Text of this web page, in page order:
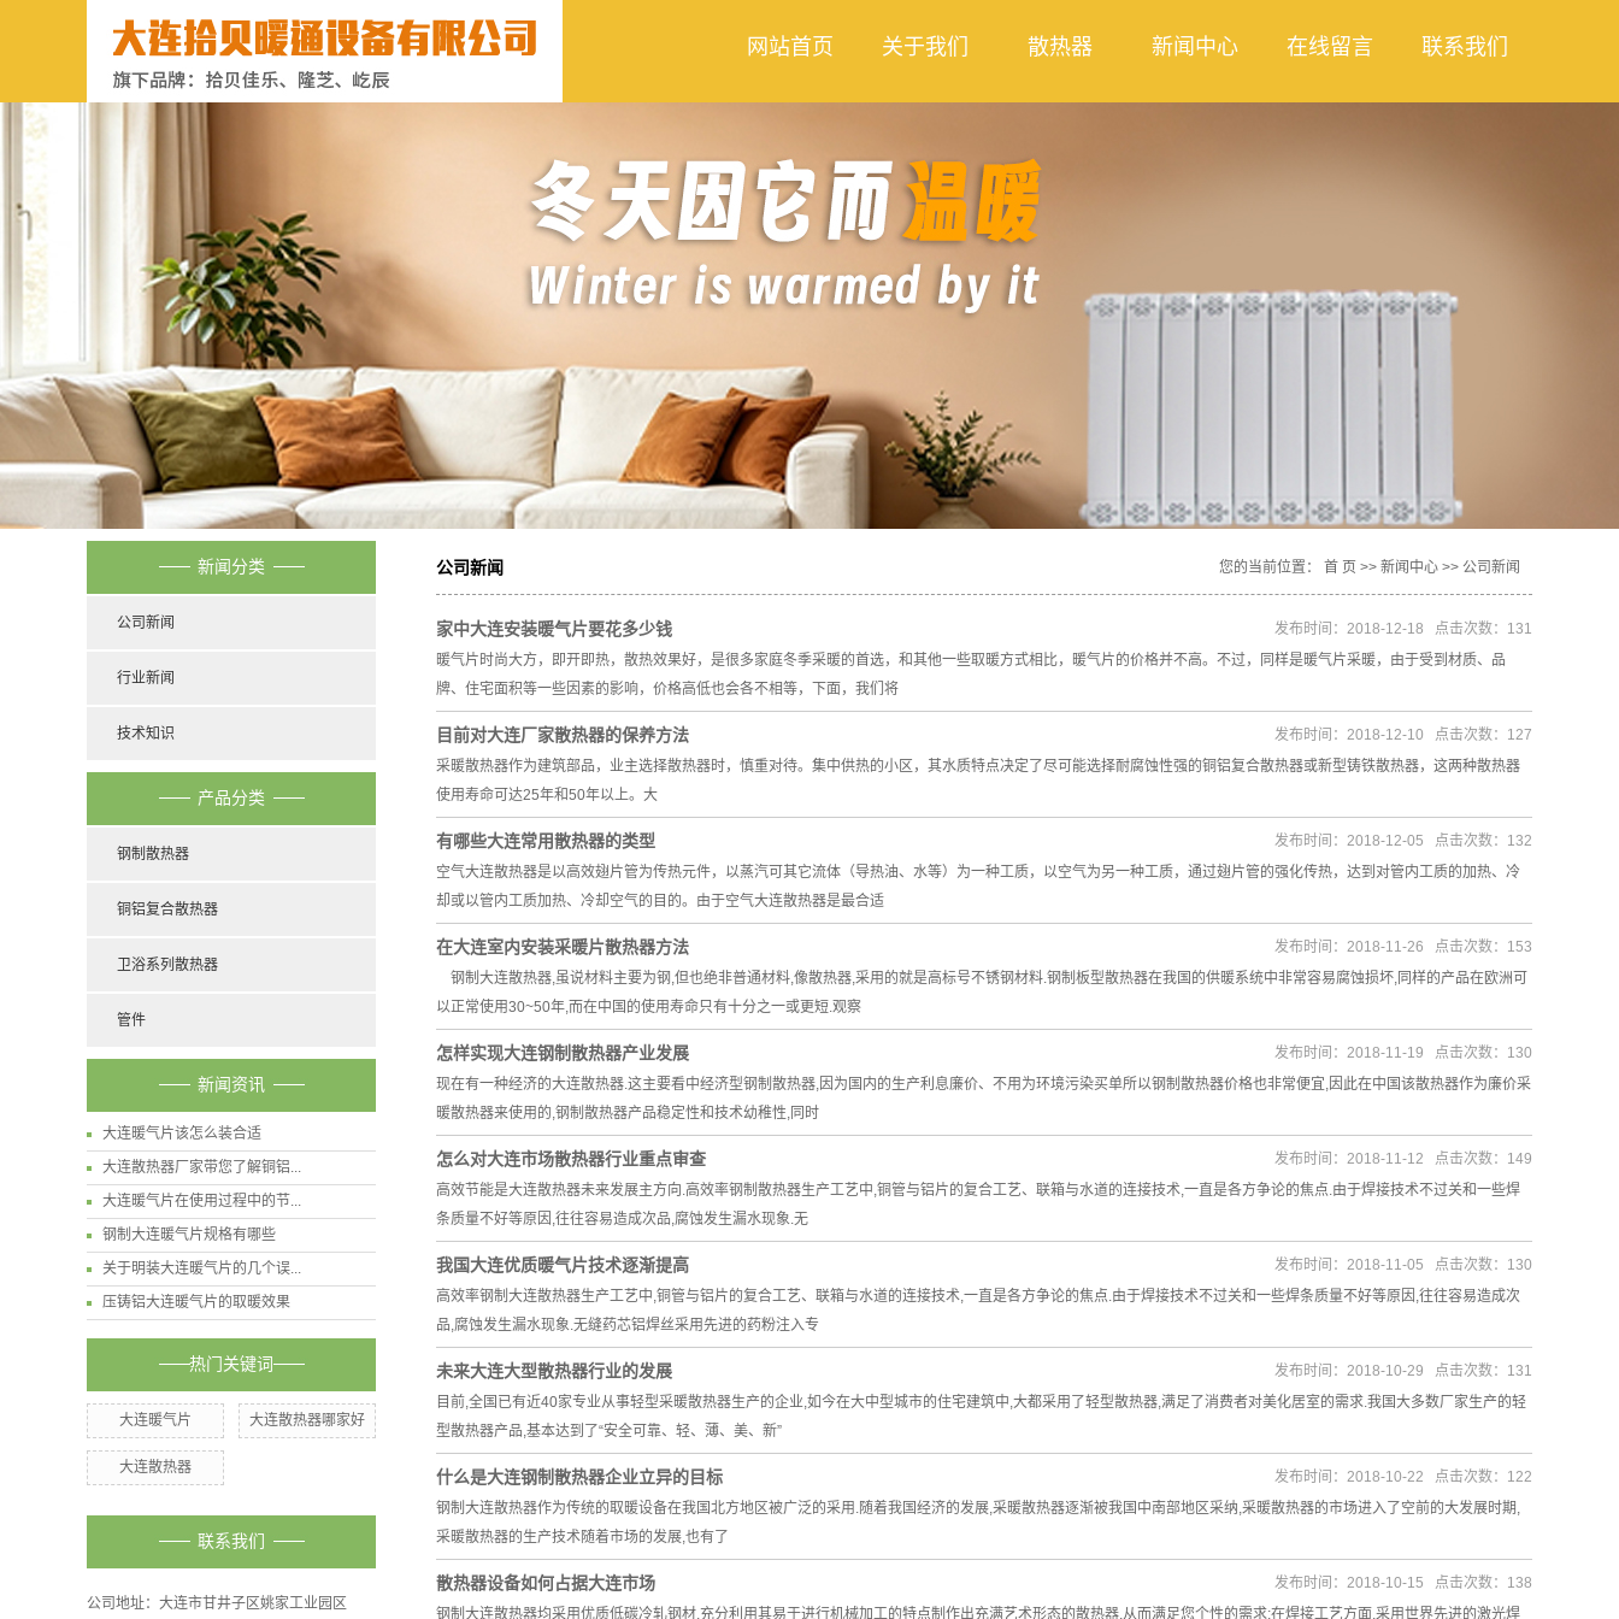
网站首页 关于我们
合作案例
散热器
铜铝复合散热
卫浴系列散热
新闻中心 在线留言 联系我们
新闻分类
公司新闻
行业新闻
技术知识
产品分类
钢制散热器
铜铝复合散热器
卫浴系列散热器
管件
新闻资讯
大连暖气片该怎么装合适
大连散热器厂家带您了解铜铝...
大连暖气片在使用过程中的节...
钢制大连暖气片规格有哪些
关于明装大连暖气片的几个误...
压铸铝大连暖气片的取暖效果
热门关键词
大连暖气片 大连散热器哪家好
大连散热器
联系我们
公司地址：大连市甘井子区姚家工业园区
公司新闻 您的当前位置： 首 页 >> 新闻中心 >> 公司新闻
家中大连安装暖气片要花多少钱
暖气片时尚大方，即开即热，散热效果好，是很多家庭冬季采暖的首选，和其他一些取暖方式相比，暖气片的价格并不高。不过，同样是暖气片采暖，由于受到材质、品
牌、住宅面积等一些因素的影响，价格高低也会各不相等，下面，我们将
发布时间：2018-12-18 点击次数：131
目前对大连厂家散热器的保养方法
采暖散热器作为建筑部品，业主选择散热器时，慎重对待。集中供热的小区，其水质特点决定了尽可能选择耐腐蚀性强的铜铝复合散热器或新型铸铁散热器，这两种散热器
使用寿命可达25年和50年以上。大
发布时间：2018-12-10 点击次数：127
有哪些大连常用散热器的类型
空气大连散热器是以高效翅片管为传热元件，以蒸汽可其它流体（导热油、水等）为一种工质，以空气为另一种工质，通过翅片管的强化传热，达到对管内工质的加热、冷
却或以管内工质加热、冷却空气的目的。由于空气大连散热器是最合适
发布时间：2018-12-05 点击次数：132
在大连室内安装采暖片散热器方法
钢制大连散热器,虽说材料主要为钢,但也绝非普通材料,像散热器,采用的就是高标号不锈钢材料.钢制板型散热器在我国的供暖系统中非常容易腐蚀损坏,同样的产品在欧洲可
以正常使用30~50年,而在中国的使用寿命只有十分之一或更短.观察
发布时间：2018-11-26 点击次数：153
怎样实现大连钢制散热器产业发展
现在有一种经济的大连散热器.这主要看中经济型钢制散热器,因为国内的生产利息廉价、不用为环境污染买单所以钢制散热器价格也非常便宜,因此在中国该散热器作为廉价采
暖散热器来使用的,钢制散热器产品稳定性和技术幼稚性,同时
发布时间：2018-11-19 点击次数：130
怎么对大连市场散热器行业重点审查
高效节能是大连散热器未来发展主方向.高效率钢制散热器生产工艺中,铜管与铝片的复合工艺、联箱与水道的连接技术,一直是各方争论的焦点.由于焊接技术不过关和一些焊
条质量不好等原因,往往容易造成次品,腐蚀发生漏水现象.无
发布时间：2018-11-12 点击次数：149
我国大连优质暖气片技术逐渐提高
高效率钢制大连散热器生产工艺中,铜管与铝片的复合工艺、联箱与水道的连接技术,一直是各方争论的焦点.由于焊接技术不过关和一些焊条质量不好等原因,往往容易造成次
品,腐蚀发生漏水现象.无缝药芯铝焊丝采用先进的药粉注入专
发布时间：2018-11-05 点击次数：130
未来大连大型散热器行业的发展
目前,全国已有近40家专业从事轻型采暖散热器生产的企业,如今在大中型城市的住宅建筑中,大都采用了轻型散热器,满足了消费者对美化居室的需求.我国大多数厂家生产的轻
型散热器产品,基本达到了“安全可靠、轻、薄、美、新”
发布时间：2018-10-29 点击次数：131
什么是大连钢制散热器企业立异的目标
钢制大连散热器作为传统的取暖设备在我国北方地区被广泛的采用.随着我国经济的发展,采暖散热器逐渐被我国中南部地区采纳,采暖散热器的市场进入了空前的大发展时期,
采暖散热器的生产技术随着市场的发展,也有了
发布时间：2018-10-22 点击次数：122
散热器设备如何占据大连市场
钢制大连散热器均采用优质低碳冷轧钢材,充分利用其易于进行机械加工的特点制作出充满艺术形态的散热器,从而满足您个性的需求;在焊接工艺方面,采用世界先进的激光焊
发布时间：2018-10-15 点击次数：138